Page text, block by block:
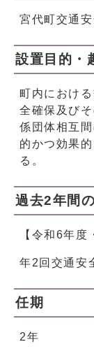
宮代町交通
設置目的・
町内におけ
全確保及び
係団体相互
的かつ効果
る。
過去2年間
【令和6年度
年2回交通安
任期
2年